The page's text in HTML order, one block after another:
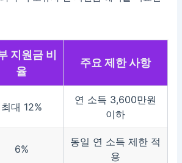
지원금 비
율
주요 제한 사항
최대 12%
연 소득 3,600만원
이하
6%
동일 연 소득 제한 적
용